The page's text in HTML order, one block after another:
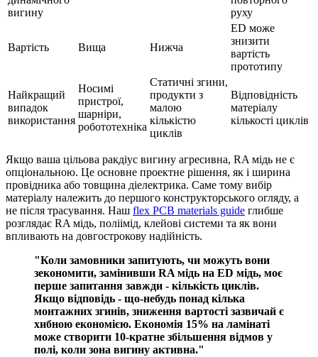
вигину
руху
Вартість Вища Нижча
ED може
знизити
вартість
прототипу
Найкращий
випадок
використання
Носимі
пристрої,
шарніри,
робототехніка
Статичні згини,
продукти з
малою
кількістю
циклів
Відповідність
матеріалу
кількості циклів
Якщо ваша цільова ракдіус вигину агресивна, RA мідь не є
опціональною. Це основне проектне рішення, як і ширина
провідника або товщина діелектрика. Саме тому вибір
матеріалу належить до першого конструкторського огляду, а
не після трасування. Наш flex PCB materials guide глибше
розглядає RA мідь, поліімід, клейові системи та як вони
впливають на довгострокову надійність.
"Коли замовники запитують, чи можуть вони
зекономити, замінивши RA мідь на ED мідь, моє
перше запитання завжди - кількість циклів.
Якщо відповідь - що-небудь понад кілька
монтажних згинів, зниження вартості зазвичай є
хибною економією. Економія 15% на ламінаті
може створити 10-кратне збільшення відмов у
полі, коли зона вигину активна."